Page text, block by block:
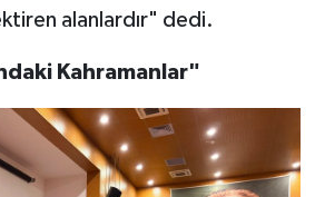
alanlardır" dedi.
Kahramanlar"